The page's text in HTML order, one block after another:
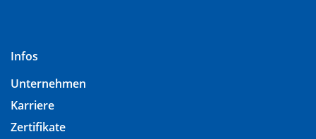
Infos
Unternehmen
Karriere
Zertifikate